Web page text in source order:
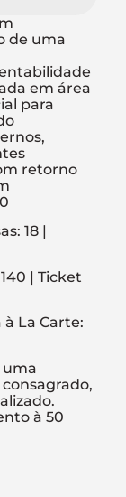
de uma
em área
para
retorno
18 |
| Ticket
à La Carte:
uma
à 50